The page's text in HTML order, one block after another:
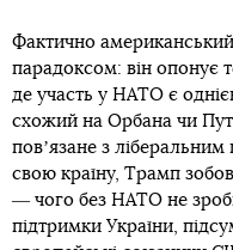
Фактично
парадоксом: він опонує
де участь у НАТО є
схожий на Орбана чи
повʼязане з
свою країну, Трамп
― чого без НАТО не
підтримки України,